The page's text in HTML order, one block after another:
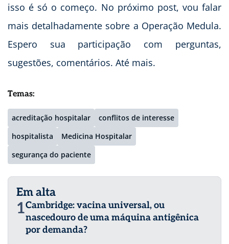
isso é só o começo. No próximo post, vou falar
mais detalhadamente sobre a Operação Medula.
Espero sua participação com perguntas,
sugestões, comentários. Até mais.
Temas:
acreditação hospitalar
conflitos de interesse
hospitalista
Medicina Hospitalar
segurança do paciente
Em alta
1Cambridge: vacina universal, ou
nascedouro de uma máquina antigênica
por demanda?